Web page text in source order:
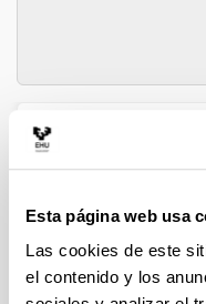
Esta página web usa
Las cookies de este
el contenido y los
Análisis
Contratos